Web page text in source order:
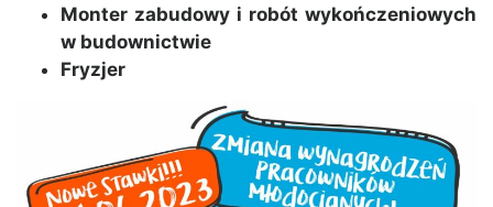
Monter zabudowy i robót wykończeniowych
w budownictwie
Fryzjer